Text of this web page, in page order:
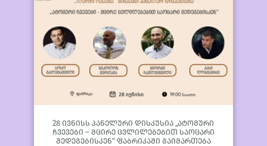
28 ივნისს პანელური დისკუსია „ატომური
ჩვევები – მცირე ცვლილებებით საოცარი
შედეგებისკენ“ ფაბრიკაში გაიმართება